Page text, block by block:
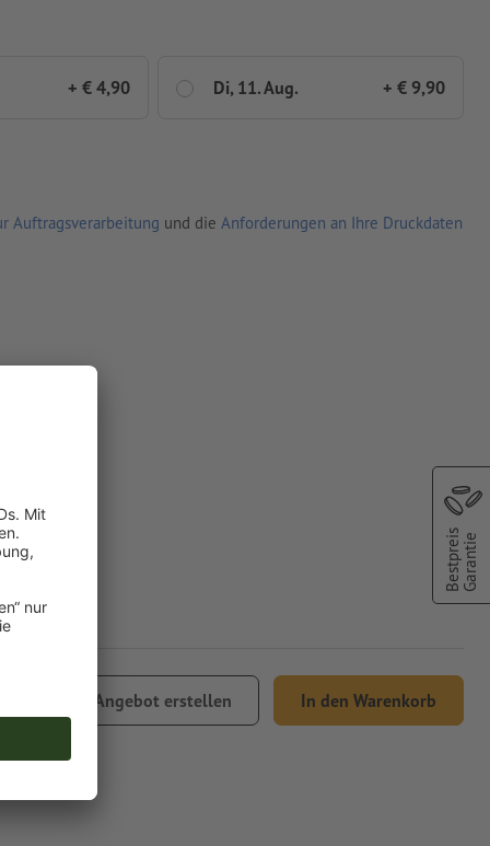
+ € 4,90 Di, 11. Aug. + € 9,90
Auftragsverarbeitung und die Anforderungen an Ihre Druckdaten
Angebot erstellen In den Warenkorb
BestpreisGarantie